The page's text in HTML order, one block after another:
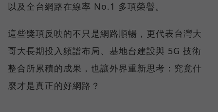
以及全台網路在線率 No.1 多項榮譽。
這些獎項反映的不只是網路順暢，更代表台灣大
哥大長期投入頻譜布局、基地台建設與 5G 技術
整合所累積的成果，也讓外界重新思考：究竟什
麼才是真正的好網路？